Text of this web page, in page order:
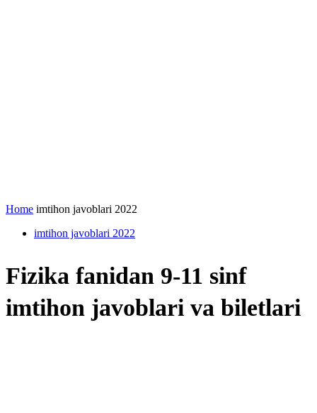
Home imtihon javoblari 2022
imtihon javoblari 2022
Fizika fanidan 9-11 sinf
imtihon javoblari va biletlari